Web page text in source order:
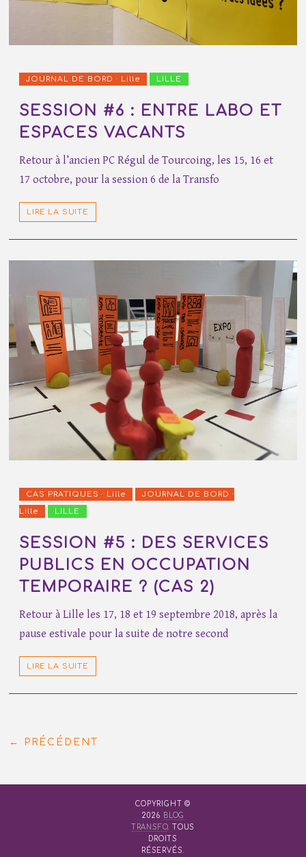
JOURNAL DE BORD · Lille LILLE
SESSION #6 : ENTRE LABO ET
ESPACES VACANTS
Retour à l’ancien PC Régul de Tourcoing, les 15, 16 et
17 octobre, pour la session 6 de la Transfo
LIRE LA SUITE
CAS PRATIQUES · Lille
JOURNAL DE BORD ·
Lille
LILLE
SESSION #5 : DES SERVICES
PUBLICS EN OCCUPATION
TEMPORAIRE ? (CAS 2)
Retour à Lille les 17, 18 et 19 septembre 2018, après la
pause estivale pour la suite de notre second
LIRE LA SUITE
← PRÉCÉDENT
COPYRIGHT ©
2026
BLOG
TRANSFO. TOUS
DROITS
RÉSERVÉS.